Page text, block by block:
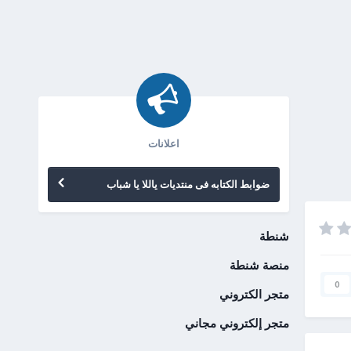
0
اعلانات
ضوابط الكتابه فى منتديات ياللا يا شباب
شنطة
منصة شنطة
متجر الكتروني
متجر إلكتروني مجاني